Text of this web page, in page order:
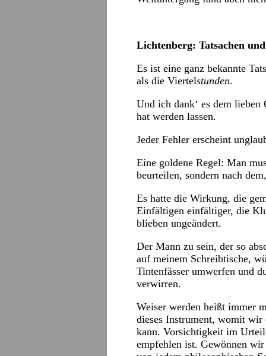
Lichtenberg: Tatsachen
Es ist eine ganz bekannte
als die Viertelstunden.
Und ich dank‘ es dem
hat werden lassen.
Jeder Fehler erscheint
Eine goldene Regel: Man
beurteilen, sondern nach
Es hatte die Wirkung, die
Einfältigen einfältiger, die
blieben ungeändert.
Der Mann zu sein, der so
auf meinem Schreibtische,
Tintenfässer umwerfen und
verwirren.
Weiser werden heißt immer
dieses Instrument, womit
kann. Vorsichtigkeit im
empfehlen ist. Gewönnen